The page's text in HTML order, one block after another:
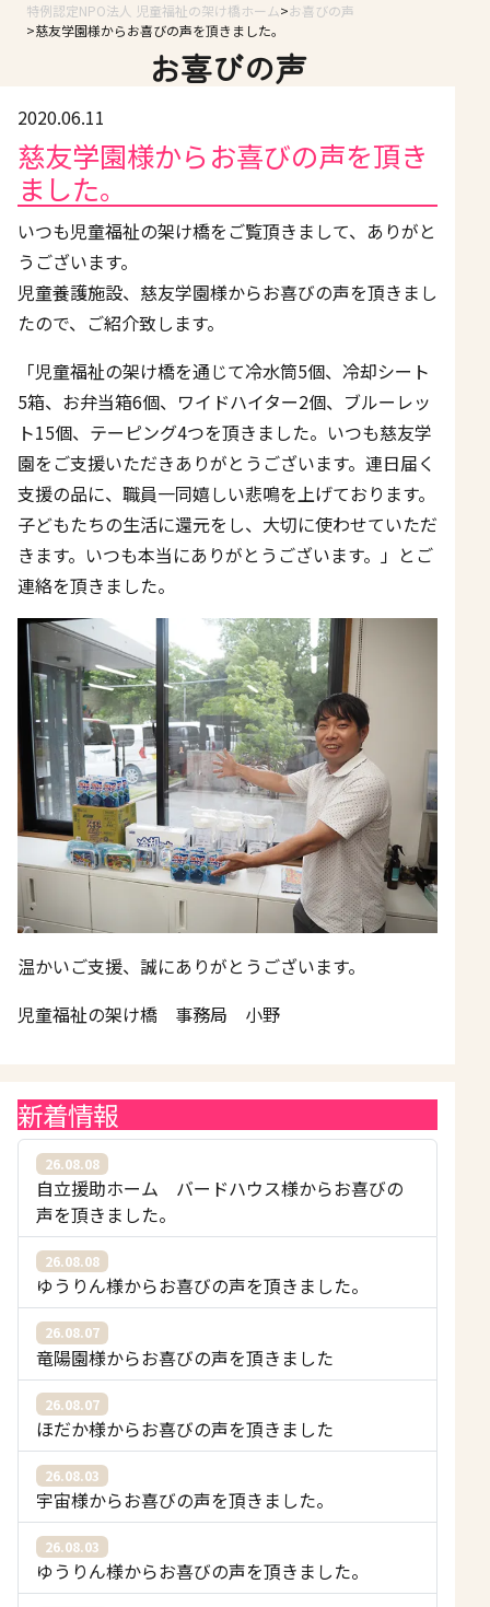
特例認定NPO法人 児童福祉の架け橋ホーム
お喜びの声
慈友学園様からお喜びの声を頂きました。
お喜びの声
2020.06.11
慈友学園様からお喜びの声を頂き
ました。
いつも児童福祉の架け橋をご覧頂きまして、ありがと
うございます。
児童養護施設、慈友学園様からお喜びの声を頂きまし
たので、ご紹介致します。
「児童福祉の架け橋を通じて冷水筒5個、冷却シート
5箱、お弁当箱6個、ワイドハイター2個、ブルーレッ
ト15個、テーピング4つを頂きました。いつも慈友学
園をご支援いただきありがとうございます。連日届く
支援の品に、職員一同嬉しい悲鳴を上げております。
子どもたちの生活に還元をし、大切に使わせていただ
きます。いつも本当にありがとうございます。」とご
連絡を頂きました。
温かいご支援、誠にありがとうございます。
児童福祉の架け橋 事務局 小野
新着情報
26.08.08
自立援助ホーム バードハウス様からお喜びの
声を頂きました。
26.08.08
ゆうりん様からお喜びの声を頂きました。
26.08.07
竜陽園様からお喜びの声を頂きました
26.08.07
ほだか様からお喜びの声を頂きました
26.08.03
宇宙様からお喜びの声を頂きました。
26.08.03
ゆうりん様からお喜びの声を頂きました。